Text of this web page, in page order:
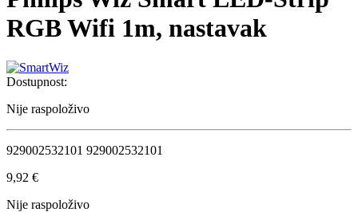
RGB Wifi 1m, nastavak
Dostupnost:
Nije raspoloživo
929002532101 929002532101
9,92 €
Nije raspoloživo